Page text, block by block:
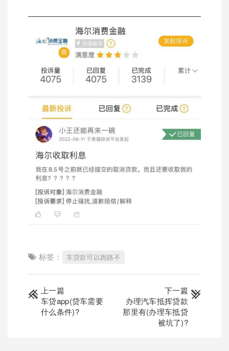
标签： 车贷款可以跑路不
上一篇
车贷app(贷车需要
什么条件)?
下一篇
办理汽车抵挥贷款
那里有(办理车抵贷
被坑了)?